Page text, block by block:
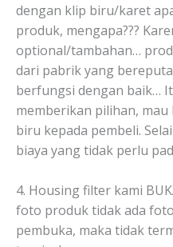
dengan klip biru/karet
produk, mengapa???
optional/tambahan…
dari pabrik yang
berfungsi dengan baik…
memberikan pilihan,
biru kepada pembeli.
biaya yang tidak perlu
4. Housing filter kami
foto produk tidak ada
pembuka, maka tidak